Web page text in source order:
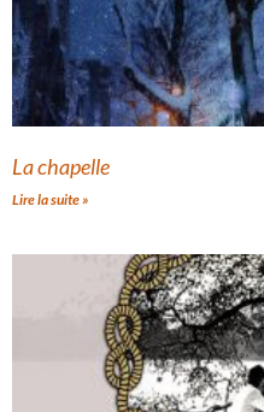
La chapelle
Lire la suite »